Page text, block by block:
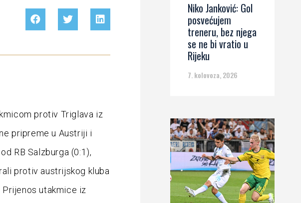
protiv Triglava iz
pripreme u Austriji i
RB Salzburga (0:1),
protiv austrijskog kluba
utakmice iz
Niko Janković: Gol
posvećujem
treneru, bez njega
se ne bi vratio u
Rijeku
7. kolovoza, 2026